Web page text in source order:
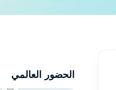
الحضور العالمي